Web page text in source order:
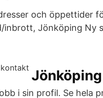
och öppettider
inbrott, Jönköping Ny
i sin profil. Se hela